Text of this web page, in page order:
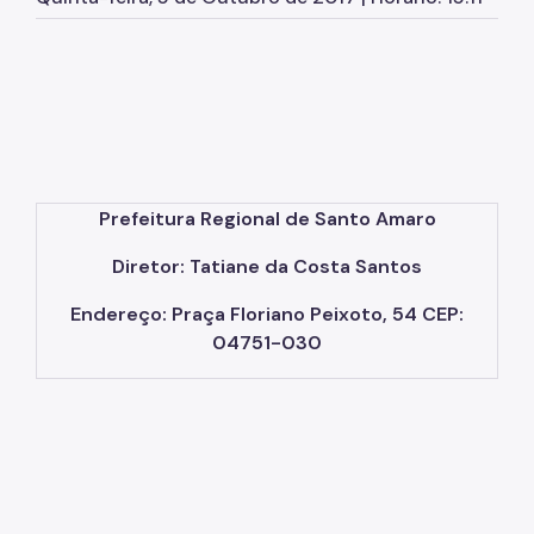
Herbário Municipal
Planetários
Prefeitura Regional de Santo Amaro
Diretor: Tatiane da Costa Santos
Endereço: Praça Floriano Peixoto, 54 CEP:
04751-030